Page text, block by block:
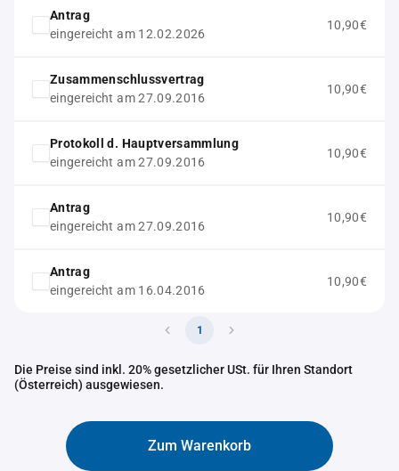
Antrag
eingereicht am 12.02.2026
10,90€
Zusammenschlussvertrag
eingereicht am 27.09.2016
10,90€
Protokoll d. Hauptversammlung
eingereicht am 27.09.2016
10,90€
Antrag
eingereicht am 27.09.2016
10,90€
Antrag
eingereicht am 16.04.2016
10,90€
1
Die Preise sind inkl. 20% gesetzlicher USt. für Ihren Standort
(Österreich) ausgewiesen.
Zum Warenkorb